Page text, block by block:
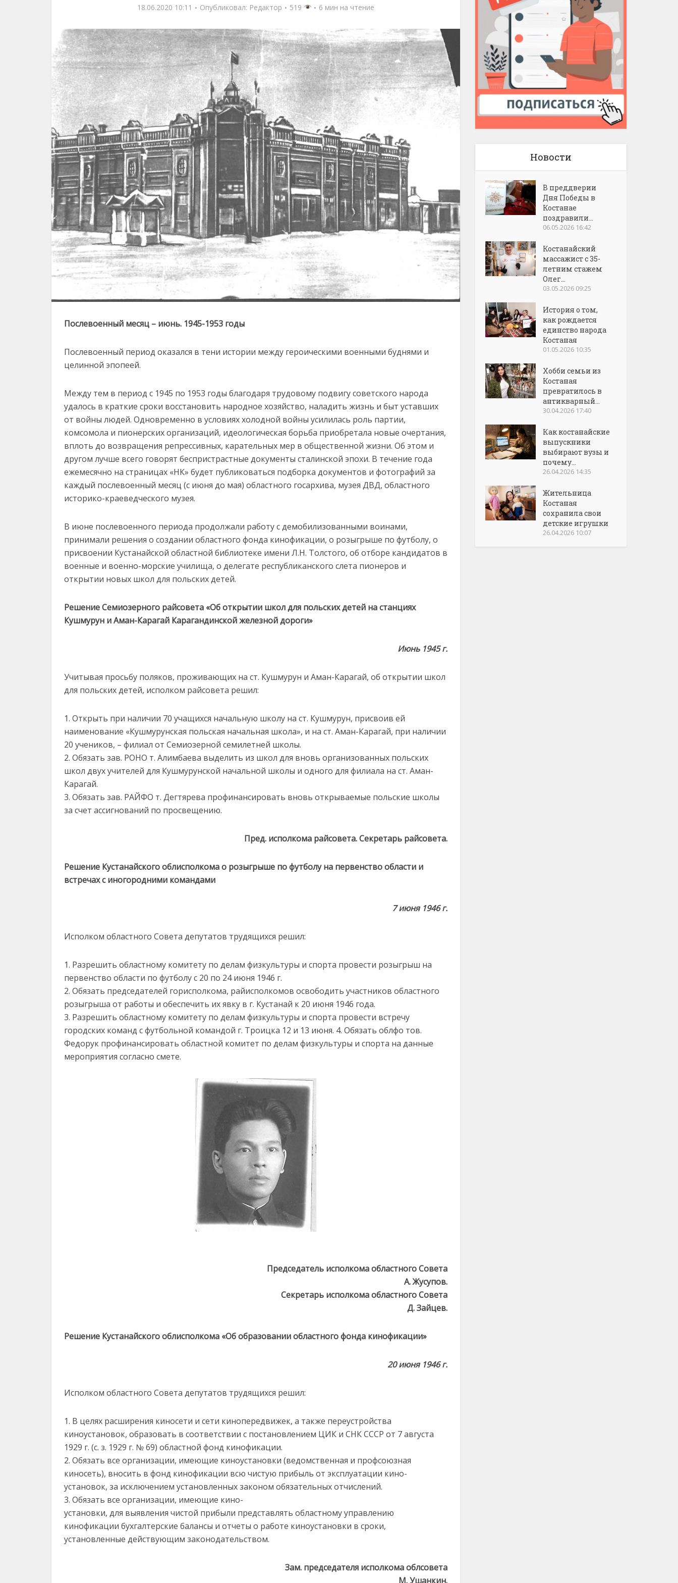
18.06.2020 10:11 Опубликовал: Редактор 519 6 мин на чтение
Послевоенный месяц – июнь. 1945-1953 годы
Послевоенный период оказался в тени истории между героическими военными буднями и
целинной эпопеей.
Между тем в период с 1945 по 1953 годы благодаря трудовому подвигу советского народа
удалось в краткие сроки восстановить народное хозяйство, наладить жизнь и быт уставших
от войны людей. Одновременно в условиях холодной войны усилилась роль партии,
комсомола и пионерских организаций, идеологическая борьба приобретала новые очертания,
вплоть до возвращения репрессивных, карательных мер в общественной жизни. Об этом и
другом лучше всего говорят беспристрастные документы сталинской эпохи. В течение года
ежемесячно на страницах «НК» будет публиковаться подборка документов и фотографий за
каждый послевоенный месяц (с июня до мая) областного госархива, музея ДВД, областного
историко-краеведческого музея.
В июне послевоенного периода продолжали работу с демобилизованными воинами,
принимали решения о создании областного фонда кинофикации, о розыгрыше по футболу, о
присвоении Кустанайской областной библиотеке имени Л.Н. Толстого, об отборе кандидатов в
военные и военно-морские училища, о делегате республиканского слета пионеров и
открытии новых школ для польских детей.
Решение Семиозерного райсовета «Об открытии школ для польских детей на станциях
Кушмурун и Аман-Карагай Карагандинской железной дороги»
Июнь 1945 г.
Учитывая просьбу поляков, проживающих на ст. Кушмурун и Аман-Карагай, об открытии школ
для польских детей, исполком райсовета решил:
1. Открыть при наличии 70 учащихся начальную школу на ст. Кушмурун, присвоив ей
наименование «Кушмурунская польская начальная школа», и на ст. Аман-Карагай, при наличии
20 учеников, – филиал от Семиозерной семилетней школы.
2. Обязать зав. РОНО т. Алимбаева выделить из школ для вновь организованных польских
школ двух учителей для Кушмурунской начальной школы и одного для филиала на ст. Аман-
Карагай.
3. Обязать зав. РАЙФО т. Дегтярева профинансировать вновь открываемые польские школы
за счет ассигнований по просвещению.
Пред. исполкома райсовета. Секретарь райсовета.
Решение Кустанайского облисполкома о розыгрыше по футболу на первенство области и
встречах с иногородними командами
7 июня 1946 г.
Исполком областного Совета депутатов трудящихся решил:
1. Разрешить областному комитету по делам физкультуры и спорта провести розыгрыш на
первенство области по футболу с 20 по 24 июня 1946 г.
2. Обязать председателей горисполкома, райисполкомов освободить участников областного
розыгрыша от работы и обеспечить их явку в г. Кустанай к 20 июня 1946 года.
3. Разрешить областному комитету по делам физкультуры и спорта провести встречу
городских команд с футбольной командой г. Троицка 12 и 13 июня. 4. Обязать облфо тов.
Федорук профинансировать областной комитет по делам физкультуры и спорта на данные
мероприятия согласно смете.
Председатель исполкома областного Совета
А. Жусупов.
Секретарь исполкома областного Совета
Д. Зайцев.
Решение Кустанайского облисполкома «Об образовании областного фонда кинофикации»
20 июня 1946 г.
Исполком областного Совета депутатов трудящихся решил:
1. В целях расширения киносети и сети кинопередвижек, а также переустройства
киноустановок, образовать в соответствии с постановлением ЦИК и СНК СССР от 7 августа
1929 г. (с. з. 1929 г. № 69) областной фонд кинофикации.
2. Обязать все организации, имеющие киноустановки (ведомственная и профсоюзная
киносеть), вносить в фонд кинофикации всю чистую прибыль от эксплуатации кино-
установок, за исключением установленных законом обязательных отчислений.
3. Обязать все организации, имеющие кино-
установки, для выявления чистой прибыли представлять областному управлению
кинофикации бухгалтерские балансы и отчеты о работе киноустановки в сроки,
установленные действующим законодательством.
Зам. председателя исполкома облсовета
М. Ушанкин.
Новости
В преддверии
Дня Победы в
Костанае
поздравили...
06.05.2026 16:42
Костанайский
массажист с 35-
летним стажем
Олег...
03.05.2026 09:25
История о том,
как рождается
единство народа
Костаная
01.05.2026 10:35
Хобби семьи из
Костаная
превратилось в
антикварный...
30.04.2026 17:40
Как костанайские
выпускники
выбирают вузы и
почему...
26.04.2026 14:35
Жительница
Костаная
сохранила свои
детские игрушки
26.04.2026 10:07